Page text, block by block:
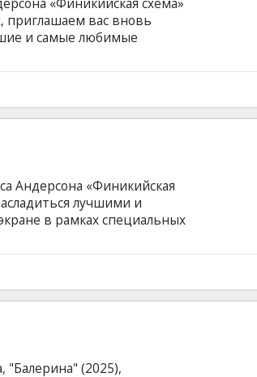
приглашаем вас вновь
и самые любимые
Фокс беззастенчиво
чтобы провести
цыплятами с рыжими
Андерсона «Финикийская
лучшими и
в рамках специальных
занимается съёмкой
среду и саму жизнь её
"Балерина" (2025),